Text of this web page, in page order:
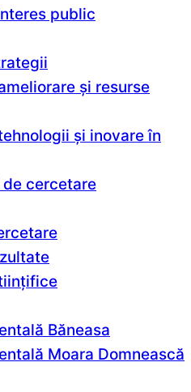
public
și resurse
și inovare în
cercetare
Băneasa
Moara Domnească